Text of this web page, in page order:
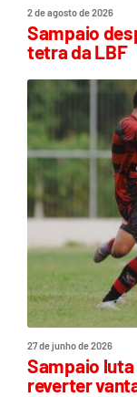
2 de agosto de 2026
Sampaio
tetra da LBF
27 de junho de 2026
Sampaio
reverter